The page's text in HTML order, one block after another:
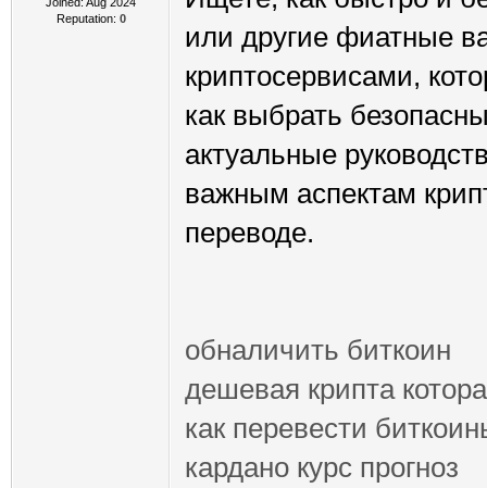
Reputation: 0
или другие фиатные
криптосервисами,
как выбрать
актуальные
важным аспектам
переводе.
обналичить биткоин
дешевая крипта
как перевести
кардано курс прогноз